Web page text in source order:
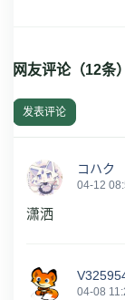
网友评论（12条）
发表评论
コハク
04-12
潇洒
04-08